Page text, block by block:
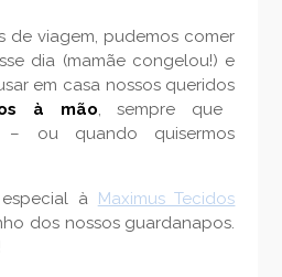
de viagem, pudemos comer
dia (mamãe congelou!) e
em casa nossos queridos
à mão, sempre que
– ou quando quisermos
à Maximus Tecidos
dos nossos guardanapos.